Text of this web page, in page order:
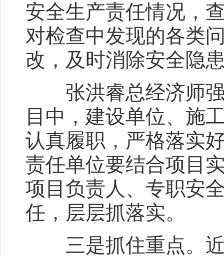
安全生产责任情况，
对检查中发现的各类
改，及时消除安全隐
张洪睿总经济师强
目中，建设单位、施
认真履职，严格落实
责任单位要结合项目
项目负责人、专职安
任，层层抓落实。
三是抓住重点。近